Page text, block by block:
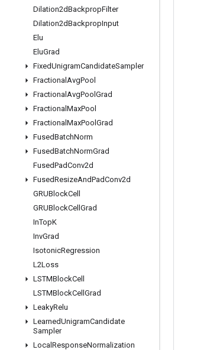
Dilation2dBackpropFilter
Dilation2dBackpropInput
Elu
EluGrad
FixedUnigramCandidateSampler
Fractional AvgPool
Fractional AvgPool Grad
Fractional MaxPool
Fractional MaxPool Grad
FusedBatchNorm
FusedBatchNormGrad
FusedPadConv2d
FusedResizeAndPadConv2d
GRUBlockCell
GRUBlockCell Grad
InTopK
InvGrad
IsotonicRegression
L2Loss
LSTMBlockCell
LSTMBlockCell Grad
LeakyRelu
LearnedUnigramCandidate
Sampler
Local ResponseNormalization